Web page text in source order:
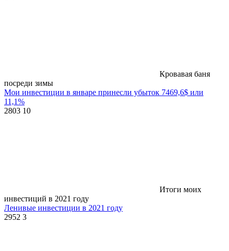
Кровавая баня
посреди зимы
Мои инвестиции в январе принесли убыток 7469,6$ или
11,1%
2803 10
Итоги моих
инвестиций в 2021 году
Ленивые инвестиции в 2021 году
2952 3